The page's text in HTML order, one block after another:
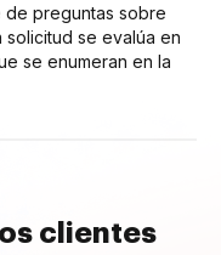
preguntas sobre
se evalúa en
se enumeran en la
clientes